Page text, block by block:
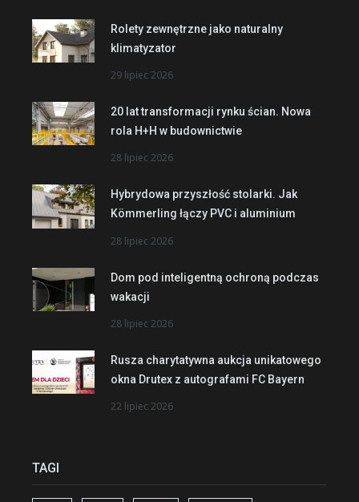
Rolety zewnętrzne jako naturalny
klimatyzator
29 lipiec 2026
20 lat transformacji rynku ścian. Nowa
rola H+H w budownictwie
28 lipiec 2026
Hybrydowa przyszłość stolarki. Jak
Kömmerling łączy PVC i aluminium
28 lipiec 2026
Dom pod inteligentną ochroną podczas
wakacji
28 lipiec 2026
Rusza charytatywna aukcja unikatowego
okna Drutex z autografami FC Bayern
22 lipiec 2026
TAGI